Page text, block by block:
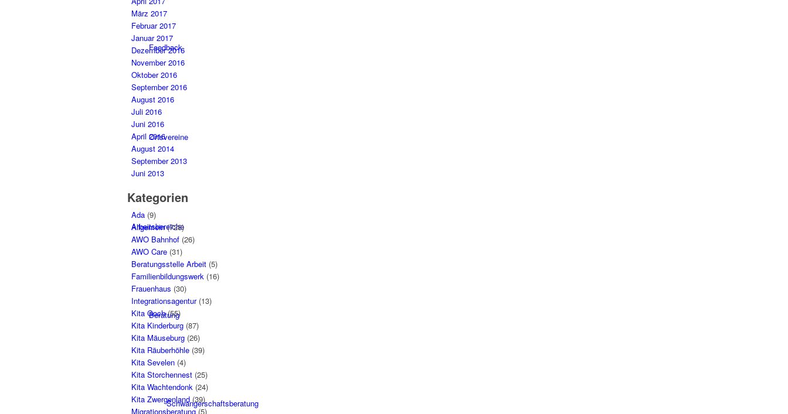
Feedback
Ortsvereine
Arbeitsbereiche
Beratung
Schwangerschaftsberatung
März 2017
Februar 2017
Januar 2017
Dezember 2016
November 2016
Oktober 2016
September 2016
August 2016
Juli 2016
Juni 2016
April 2016
August 2014
September 2013
Juni 2013
Kategorien
Ada (9)
Allgemein(728)
AWO Bahnhof (26)
AWO Care (31)
Beratungsstelle Arbeit (5)
Familienbildungswerk (16)
Frauenhaus (30)
Integrationsagentur(13)
Kita Goch(55)
Kita Kinderburg (87)
Kita Mäuseburg (26)
Kita Räuberhöhle (39)
Kita Sevelen (4)
Kita Storchennest (25)
Kita Wachtendonk (24)
Kita Zwergenland (39)
Migrationsberatung(5)